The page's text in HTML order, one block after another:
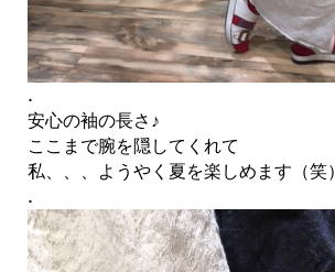
.
安心の袖の長さ♪
ここまで腕を隠してくれて
私、、、ようやく夏を楽しめます（笑）
.